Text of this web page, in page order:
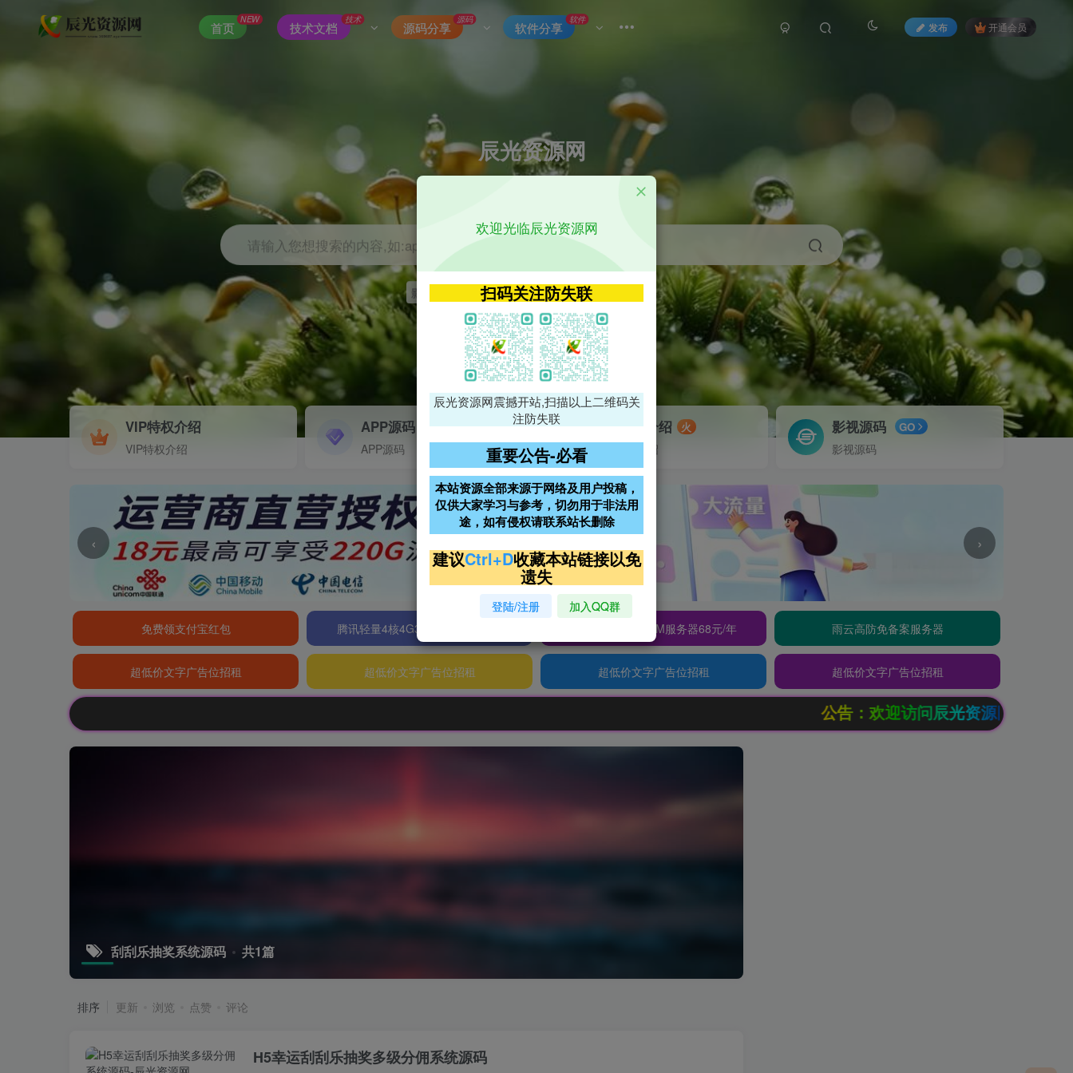
首页
NEW
技术文档
技术
源码分享
源码
软件分享
软件
发布 开通会员
辰光资源网
优质的网络资源分享平台
请输入您想搜索的内容,如:app源码
影视 神马 getapp 原神
VIP特权介绍
VIP特权介绍
APP源码
APP源码
VIP特权介绍 火
VIP特权介绍
影视源码 GO
影视源码
‹ ›
免费领支付宝红包 腾讯轻量4核4G3M服务器38元/年 阿里云2核2G200M服务器68元/年 雨云高防免备案服务器
超低价文字广告位招租 超低价文字广告位招租 超低价文字广告位招租 超低价文字广告位招租
公告：欢迎访问辰光资源网，本站会员限时特
刮刮乐抽奖系统源码 共1篇
排序 更新 浏览 点赞 评论
H5幸运刮刮乐抽奖多级分佣系统源码
欢迎光临辰光资源网
扫码关注防失联
辰光资源网震撼开站,扫描以上二维码关
注防失联
重要公告-必看
本站资源全部来源于网络及用户投稿，
仅供大家学习与参考，切勿用于非法用
途，如有侵权请联系站长删除
建议Ctrl+D收藏本站链接以免
遗失
登陆/注册 加入QQ群